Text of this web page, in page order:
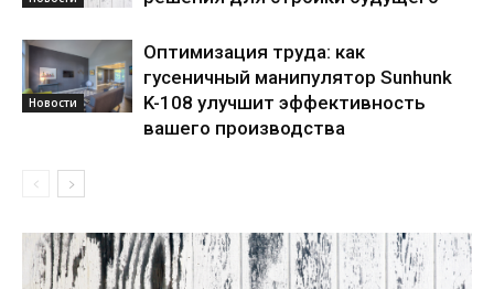
Новости
Оптимизация труда: как
гусеничный манипулятор Sunhunk
K-108 улучшит эффективность
вашего производства